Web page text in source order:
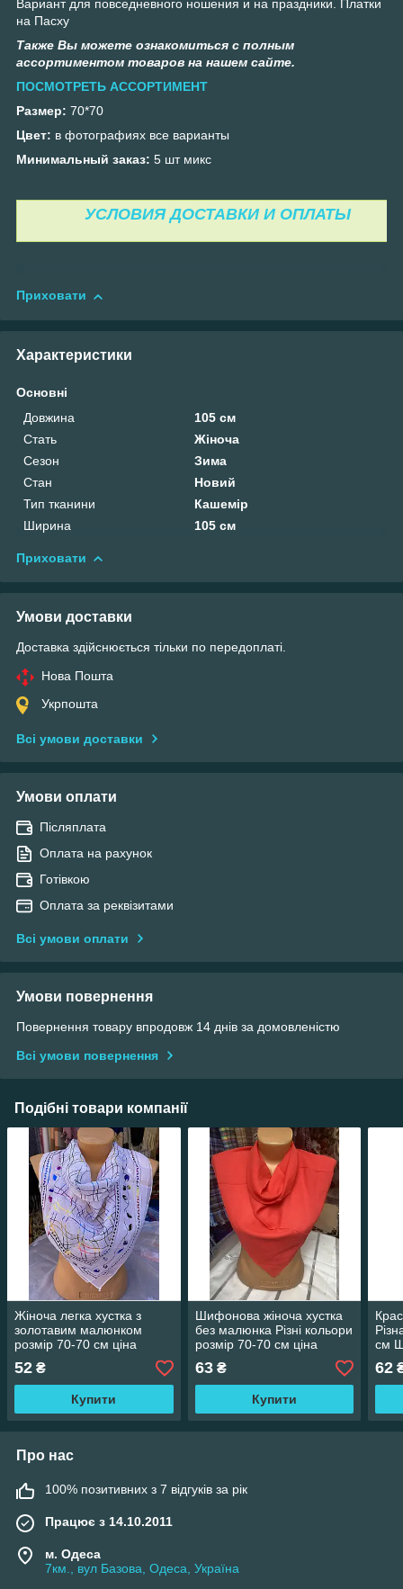
Вариант для повседневного ношения и на праздники. Платки
на Пасху
Также Вы можете ознакомиться с полным
ассортиментом товаров на нашем сайте.
ПОСМОТРЕТЬ АССОРТИМЕНТ
Размер: 70*70
Цвет: в фотографиях все варианты
Минимальный заказ: 5 шт микс
УСЛОВИЯ ДОСТАВКИ И ОПЛАТЫ
Приховати
Характеристики
Основні
Довжина
105 см
Стать
Жіноча
Сезон
Зима
Стан
Новий
Тип тканини
Кашемір
Ширина
105 см
Приховати
Умови доставки
Доставка здійснюється тільки по передоплаті.
Нова Пошта
Укрпошта
Всі умови доставки
Умови оплати
Післяплата
Оплата на рахунок
Готівкою
Оплата за реквізитами
Всі умови оплати
Умови повернення
Повернення товару впродовж 14 днів за домовленістю
Всі умови повернення
Подібні товари компанії
Жіноча легка хустка з
золотавим малюнком
розмір 70-70 см ціна
гуртом
52 ₴
Купити
Шифонова жіноча хустка
без малюнка Різні кольори
розмір 70-70 см ціна
гуртом
63₴
Купити
см
62
Про нас
100% позитивних з 7 відгуків за рік
Працює з 14.10.2011
м. Одеса
7км., вул Базова, Одеса, Україна